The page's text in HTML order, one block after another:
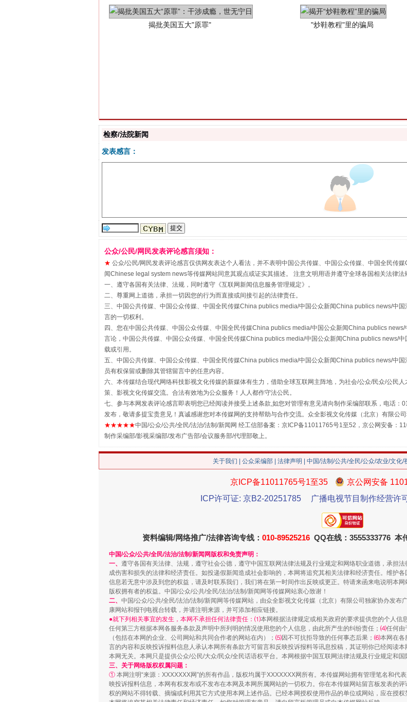
站台名比不上好声名
漫山遍野的桃花与雪山、麦地、白藏房
送你一朵小红花
网上购药对药下症？
茶叶“炒上天”
检察/法院新闻
发表感言：
公众/公民/网民发表评论感言须知：
★ 公众/公民/网民发表评论感言仅供网友表达个人看法，并不表明中国公共传媒、中国公众传媒、中国全民传
闻Chinese legal system news等传媒网站同意其观点或证实其描述。 注意文明用语并遵守全球各国相关法律法
一、遵守各国有关法律、法规，同时遵守《互联网新闻信息服务管理规定》。
二、尊重网上道德，承担一切因您的行为而直接或间接引起的法律责任。
三、中国公共传媒、中国公众传媒、中国全民传媒China publics media/中国公众新闻China publics news/中
言的一切权利。
四、您在中国公共传媒、中国公众传媒、中国全民传媒China publics media/中国公众新闻China publics
言论，中国公共传媒、中国公众传媒、中国全民传媒China publics media/中国公众新闻China publics news/
载或引用。
五、中国公共传媒、中国公众传媒、中国全民传媒China publics media/中国公众新闻China publics news/中
员有权保留或删除其管辖留言中的任意内容。
六、本传媒结合现代网络科技影视文化传媒的新媒体有生力，借助全球互联网主阵地，为社会/公众/民众/公民
策、影视文化传媒交流。合法有效地为公众服务！人人都作守法公民。
七、参与本网发表评论感言即表明您已经阅读并接受上述条款,如您对管理有意见请向制作采编部联系，电话
发布，敬请多提宝贵意见！真诚感谢您对本传媒网的支持帮助与合作交流。众全影视文化传媒（北京）有限公
★★★★★中国/公众/公共/全民/法治/法制/新闻网 经工信部备案：京ICP备11011765号1至52，京公网安备：
制作采编部/影视采编部/发布广告部/会议服务部/代理部敬上。
关于我们 公众采编部 法律声明 | 中国/法制/公共/全民/公众/农业/文化
京ICP备11011765号1至35
京公网安备
ICP许可证: 京B2-20251785
广播电视节目制作经营许
资料编辑/网络推广/法律咨询专线： 010-89525216 QQ在线：3555333776 本
中国/公众/公共/全民/法治/法制/新闻网版权和免责声明：
一、 遵守各国有关法律、法规，遵守社会公德，遵守中国互联网法律法规及行业规定和网络职业道德，承担
成伤害和损失的法律和经济责任。如投递假新闻造成社会影响的，本网将追究其相关法律和经济责任。维护
信息若无意中涉及到您的权益，请及时联系我们，我们将在第一时间作出反映或更正。特请来函来电说明本
版权拥有者的权益。中国/公众/公共/全民/法治/法制/新闻网等传媒网站衷心致谢！
二、 中国/公众/公共/全民/法治/法制/新闻网等传媒网站，由众全影视文化传媒（北京）有限公司独家协办发
康网站和报刊电视台转载，并请注明来源，并可添加相应链接。
●就下列相关事宜的发生，本网不承担任何法律责任：⑴本网根据法律规定或相关政府的要求提供您的个人信
任何第三方根据本网各服务条款及声明中所列明的情况使用您的个人信息，由此所产生的纠纷责任； ⑷任何由
（包括在本网的企业、公司网站和共同合作者的网站在内）； ⑸因不可抗拒导致的任何事态后果； ⑹本网在各
言的内容和反映投诉报料信息人承认本网所有条款方可留言和反映投诉报料等讯息投稿，其证明你已经阅读
本网无关。本网只是提供公众/公民/大众/民众/全民话语权平台。本网根据中国互联网法律法规及行业规定和国
三、关于网络版权权属问题：
① 本网注明“来源：XXXXXXX网”的所有作品，版权均属于XXXXXXX网所有。本传媒网站拥有管理笔名和代
映投诉报料信息，本网有权发布或不发布在本网及本网所属网站的一切权力。你在本传媒网站留言板发表的
权的网站不得转载、摘编或利用其它方式使用本网上述作品。已经本网授权使用作品的单位或网站，应在授权